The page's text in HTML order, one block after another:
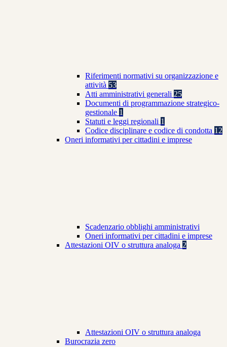
Riferimenti normativi su organizzazione e
attività 53
Atti amministrativi generali 25
Documenti di programmazione strategico-
gestionale 1
Statuti e leggi regionali 1
Codice disciplinare e codice di condotta 12
Oneri informativi per cittadini e imprese
Scadenzario obblighi amministrativi
Oneri informativi per cittadini e imprese
Attestazioni OIV o struttura analoga 2
Attestazioni OIV o struttura analoga
Burocrazia zero